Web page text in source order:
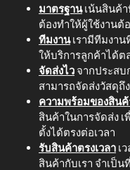
มาตรฐานเน้นสินค้
ต้องทำให้ผู้ใช้งานต้
ทีมงานเรามีทีมงาน
ให้บริการลูกค้าได้ต
จัดส่งไว จากประสบ
สามารถจัดส่งวัสดุถึ
ความพร้อมของสินค้
สินค้าในการจัดส่ง
ตั้งได้ตรงต่อเวลา
รับสินค้าตรงเวลา เ
สินค้ากับเรา จำเป็